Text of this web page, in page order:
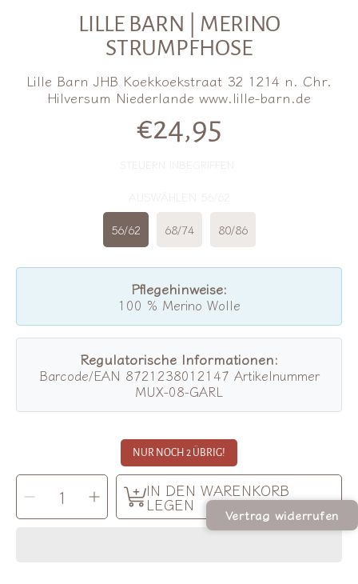
LILLE BARN | MERINO
STRUMPFHOSE
Lille Barn JHB Koekkoekstraat 32 1214 n. Chr.
Hilversum Niederlande www.lille-barn.de
Normalpreis
€24,95
56/62 68/74 80/86
Pflegehinweise:
100 % Merino Wolle
Regulatorische Informationen:
Barcode/EAN 8721238012147 Artikelnummer
MUX-08-GARL
NUR NOCH 2 ÜBRIG!
MENGE
AUSWÄHLEN
Menge
für
Lille
Barn
Menge
für
Lille
Barn
IN DEN WARENKORB
LEGEN Vertrag widerrufen